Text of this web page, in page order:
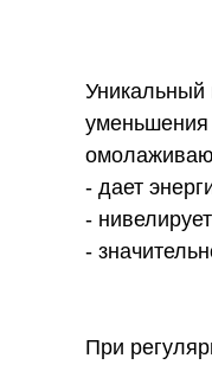
уменьшения
- дает
-
-
При